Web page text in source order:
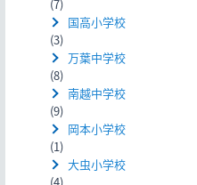
(7)
国高小学校
(3)
万葉中学校
(8)
南越中学校
(9)
岡本小学校
(1)
大虫小学校